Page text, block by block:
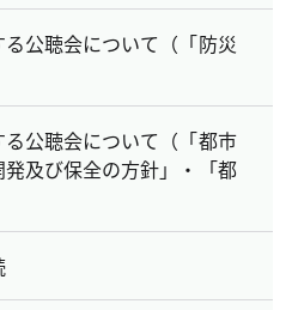
公聴会について（「防災
公聴会について（「都市
及び保全の方針」・「都